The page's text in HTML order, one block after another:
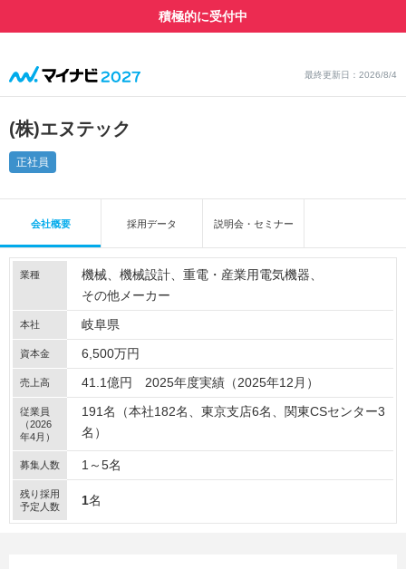
最終更新日：2026/8/4
(株)エヌテック
正社員
積極的に受付中
会社概要 採用データ 説明会・セミナー
業種 機械 機械設計
重電・産業用電気機器
その他メーカー
本社 岐阜県
資本金 6,500万円
売上高 41.1億円 2025年度実績（2025年12月）
従業員
（2026
年4月）
191名（本社182名、東京支店6名、関東CSセンター3
名）
募集人数 1～5名
残り採用
予定人数
1名